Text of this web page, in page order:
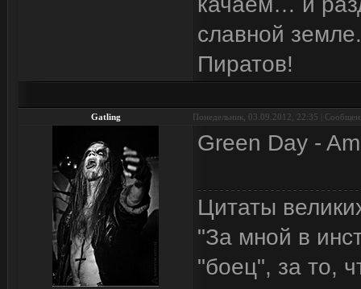
славной
Пиратов!
Gatling Понедельник, 03.09.2012, 22:35 |
Green Day -
Цитаты
"За мной в
"боец", за то,